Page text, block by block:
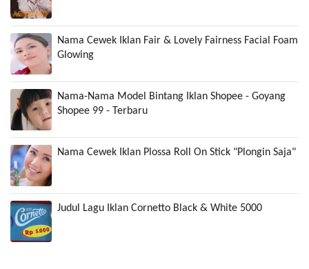
Nama Cewek Iklan Fair & Lovely Fairness Facial Foam
Glowing
Nama-Nama Model Bintang Iklan Shopee - Goyang
Shopee 99 - Terbaru
Nama Cewek Iklan Plossa Roll On Stick "Plongin Saja"
Judul Lagu Iklan Cornetto Black & White 5000